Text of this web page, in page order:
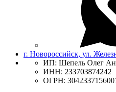
г. Новороссийск, ул.
ИП: Шепель Олег
ИНН: 233703874242
ОГРН: